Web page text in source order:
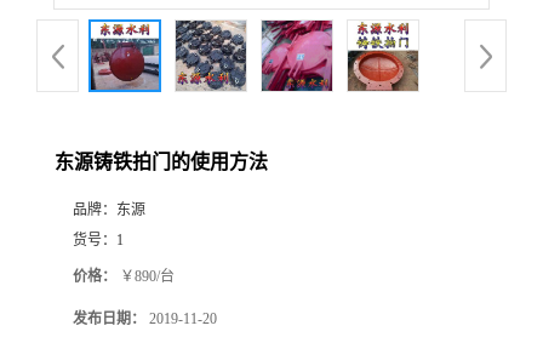
东源铸铁拍门的使用方法
品牌： 东源
货号： 1
价格： ￥890/台
发布日期： 2019-11-20